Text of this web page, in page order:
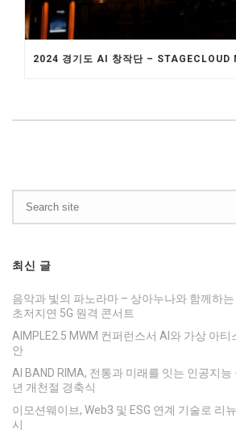
최신 글
음악과 빛의 파노라마 – 상아누나와 함께하
초저지연 5G 원격 콘서트
AIMPLE2.5 MWM 컨퍼런스서 AI와 가상 아티
안
AI BAND RIMA, 전통과 미래를 잇는 인공지
년 개천절 경축식
이모션웨이브, Web3 및 ESG 연계 기술로 리
시